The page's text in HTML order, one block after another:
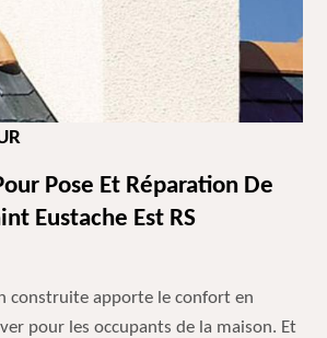
Pose Et Réparation De
Eustache Est RS
construite apporte le confort en
pour les occupants de la maison. Et